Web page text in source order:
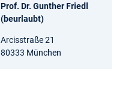
Prof. Dr. Gunther Friedl
(beurlaubt)
Arcisstraße 21
80333 München